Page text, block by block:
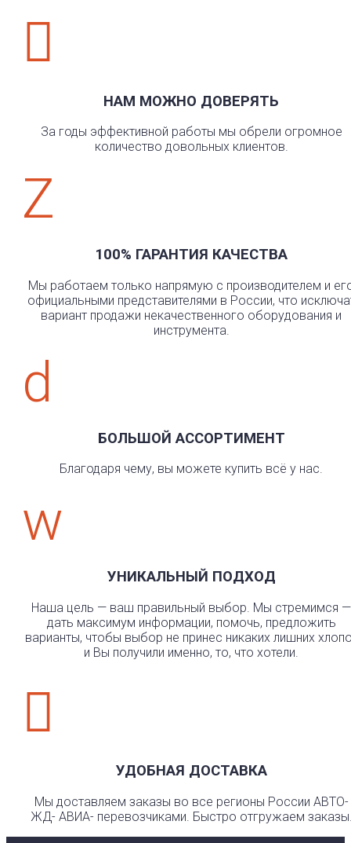

НАМ МОЖНО ДОВЕРЯТЬ
За годы эффективной работы мы обрели огромное
количество довольных клиентов.
Z
100% ГАРАНТИЯ КАЧЕСТВА
Мы работаем только напрямую с производителем и
официальными представителями в России, что
вариант продажи некачественного оборудования и
инструмента.
d
БОЛЬШОЙ АССОРТИМЕНТ
Благодаря чему, вы можете купить всё у нас.
w
УНИКАЛЬНЫЙ ПОДХОД
Наша цель — ваш правильный выбор. Мы стремимся —
дать максимум информации, помочь, предложить
варианты, чтобы выбор не принес никаких лишних
и Вы получили именно, то, что хотели.

УДОБНАЯ ДОСТАВКА
Мы доставляем заказы во все регионы России АВТО-
ЖД- АВИА- перевозчиками. Быстро отгружаем